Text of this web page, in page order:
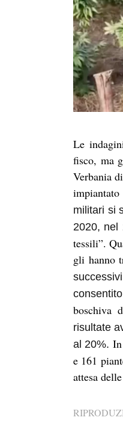
Le
fisco, ma
Verbania
militari si
2020,
tessili”.
gli hanno
boschiva
risultate
al 20%.
e 161
attesa